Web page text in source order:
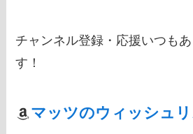
チャンネル登録・応援いつも
す！
マッツのウィッシュリ